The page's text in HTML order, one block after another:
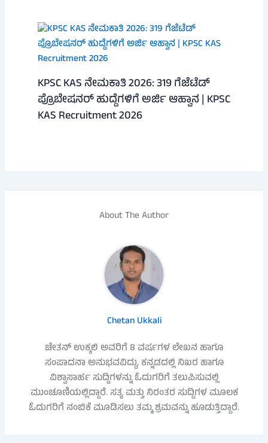
KPSC KAS ನೇಮಕಾತಿ 2026: 319 ಗೆಜೆಟೆಡ್
ಪ್ರೊಬೇಷನರ್ ಹುದ್ದೆಗಳಿಗೆ ಅರ್ಜಿ ಆಹ್ವಾನ | KPSC
KAS Recruitment 2026
About The Author
Chetan Ukkali
ಚೇತನ್ ಉಕ್ಕಲಿ ಅವರಿಗೆ 8 ವರ್ಷಗಳ ಲೇಖನ ಹಾಗೂ
ಸಂಪಾದನಾ ಅನುಭವವಿದ್ದು, ಕನ್ನಡದಲ್ಲಿ ನಿಖರ ಹಾಗೂ
ವಿಶ್ವಾಸಾರ್ಹ ಸುದ್ದಿಗಳನ್ನು ಓದುಗರಿಗೆ ತಲುಪಿಸುವಲ್ಲಿ
ಮುಂಚೂಣಿಯಲ್ಲಿದ್ದಾರೆ. ಸತ್ಯ ಮತ್ತು ನಿರಂತರ ಸುದ್ದಿಗಳ ಮೂಲಕ
ಓದುಗರಿಗೆ ನಂಬಿಕೆ ಮೂಡಿಸಲು ತಮ್ಮ ಶ್ರಮವನ್ನು ಹೂಡುತ್ತಿದ್ದಾರೆ.